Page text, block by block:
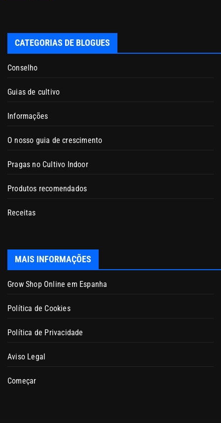
CATEGORIAS DE BLOGUES
Conselho
Guias de cultivo
Informações
O nosso guia de crescimento
Pragas no Cultivo Indoor
Produtos recomendados
Receitas
MAIS INFORMAÇÕES
Grow Shop Online em Espanha
Política de Cookies
Política de Privacidade
Aviso Legal
Começar